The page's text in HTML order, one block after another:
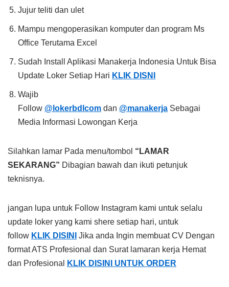
Jujur teliti dan ulet
Mampu mengoperasikan komputer dan program Ms
Office Terutama Excel
Sudah Install Aplikasi Manakerja Indonesia Untuk Bisa
Update Loker Setiap Hari KLIK DISNI
Wajib
Follow @lokerbdlcom dan @manakerja Sebagai
Media Informasi Lowongan Kerja
Silahkan lamar Pada menu/tombol “LAMAR
SEKARANG” Dibagian bawah dan ikuti petunjuk
teknisnya.
jangan lupa untuk Follow Instagram kami untuk selalu
update loker yang kami shere setiap hari, untuk
follow KLIK DISINI
Jika anda Ingin membuat CV Dengan
format ATS Profesional dan Surat lamaran kerja Hemat
dan Profesional
KLIK DISINI UNTUK ORDER